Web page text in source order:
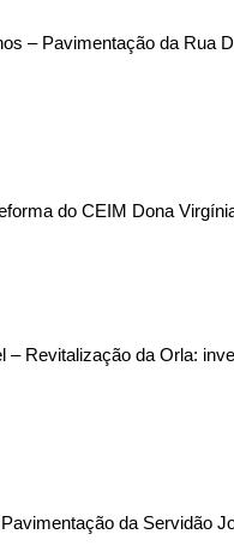
– Pavimentação da Rua
do CEIM Dona
– Revitalização da Orla:
da Servidão